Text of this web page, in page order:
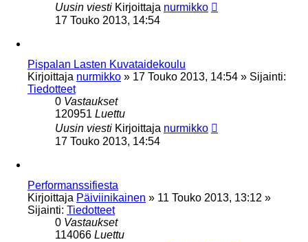
Uusin viesti Kirjoittaja nurmikko
17 Touko 2013, 14:54
Pispalan Lasten Kuvataidekoulu
Kirjoittaja nurmikko » 17 Touko 2013, 14:54 » Sijainti:
Tiedotteet
0 Vastaukset
120951 Luettu
Uusin viesti Kirjoittaja nurmikko
17 Touko 2013, 14:54
Performanssifiesta
Kirjoittaja Päiviinikainen » 11 Touko 2013, 13:12 »
Sijainti: Tiedotteet
0 Vastaukset
114066 Luettu